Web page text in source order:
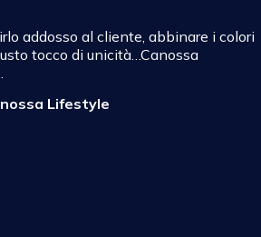
addosso al cliente, abbinare i colori
tocco di unicità…Canossa
Lifestyle